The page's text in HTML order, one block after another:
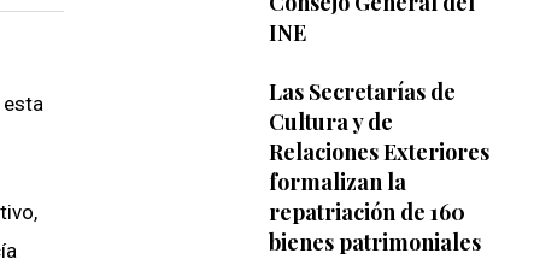
INE
Las Secretarías de
Cultura y de
Relaciones Exteriores
formalizan la
repatriación de 160
bienes patrimoniales